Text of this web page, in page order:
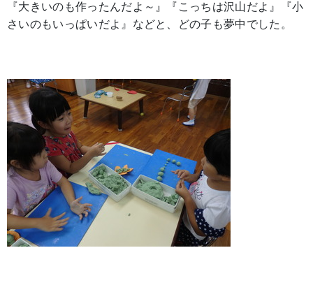
『大きいのも作ったんだよ～』『こっちは沢山だよ』『小
さいのもいっぱいだよ』などと、どの子も夢中でした。